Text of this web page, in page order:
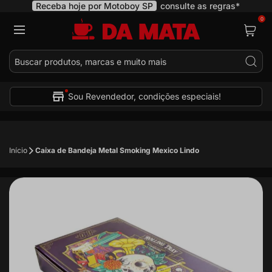
Receba hoje por Motoboy SP consulte as regras*
0
Sou Revendedor, condições especiais!
Início Caixa de Bandeja Metal Smoking Mexico Lindo
Pular
para
Galeria
imagens